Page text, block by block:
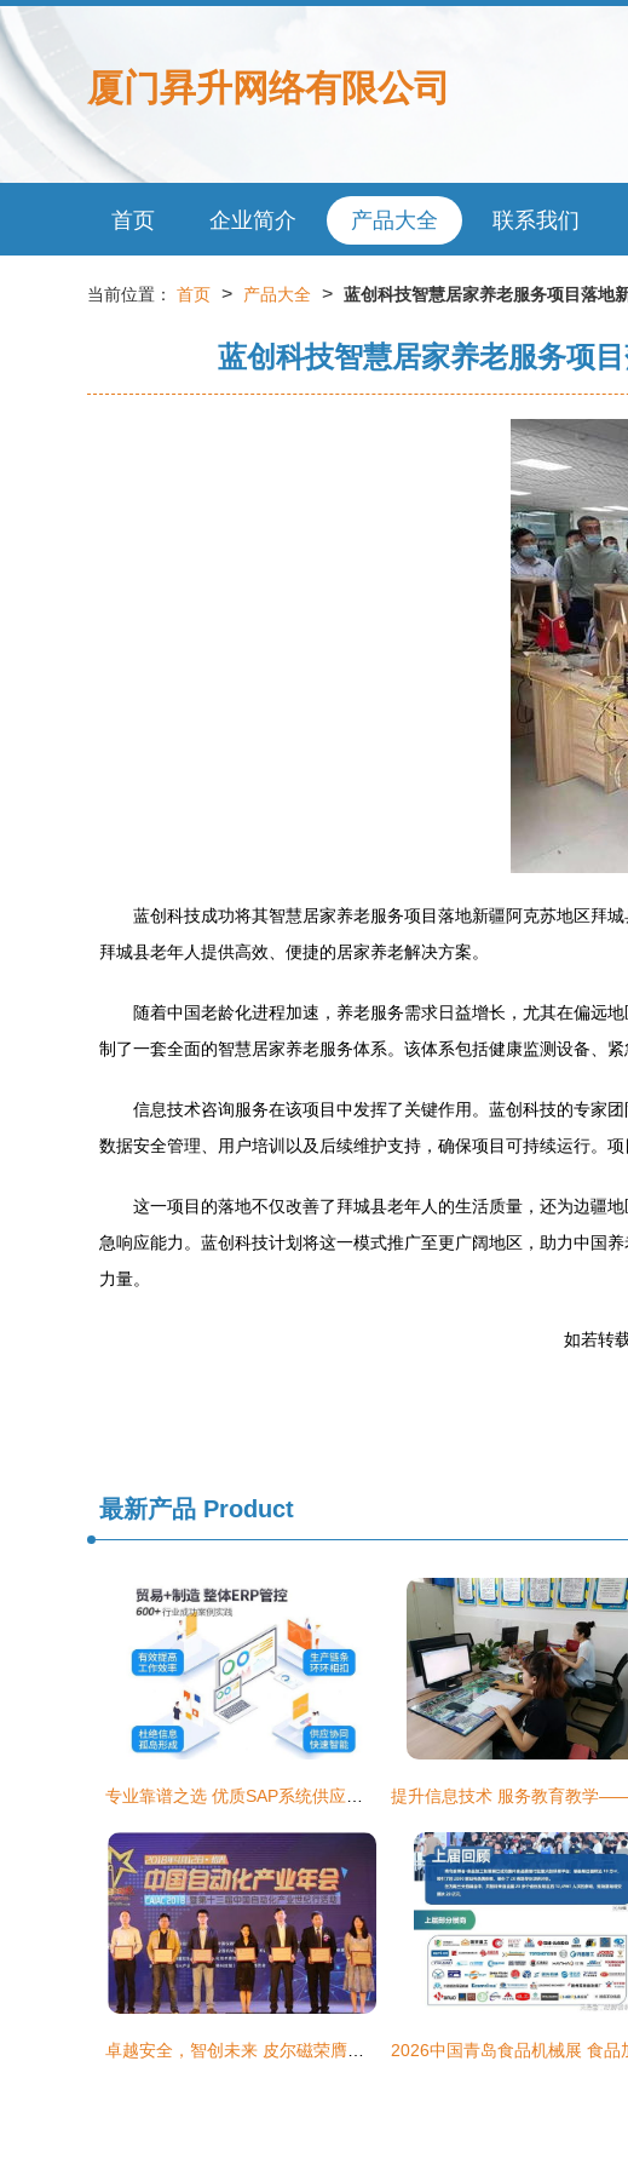
厦门昪升网络有限公司
首页 企业简介 产品大全 联系我们
当前位置： 首页 > 产品大全 > 蓝创科技智慧居家养老服务项目落地
蓝创科技智慧居家养老服务项
蓝创科技成功将其智慧居家养老服务项目落地新疆阿克苏地区拜
拜城县老年人提供高效、便捷的居家养老解决方案。
随着中国老龄化进程加速，养老服务需求日益增长，尤其在偏远
制了一套全面的智慧居家养老服务体系。该体系包括健康监测设备、
信息技术咨询服务在该项目中发挥了关键作用。蓝创科技的专家
数据安全管理、用户培训以及后续维护支持，确保项目可持续运行。
这一项目的落地不仅改善了拜城县老年人的生活质量，还为边疆
急响应能力。蓝创科技计划将这一模式推广至更广阔地区，助力中国
力量。
如若转
最新产品 Product